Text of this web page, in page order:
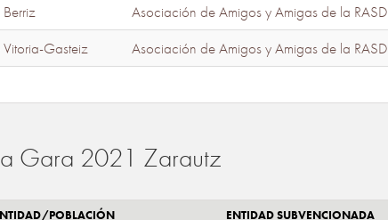
Asociación de Amigos y Amigas de la RASD
Gasteiz Asociación de Amigos y Amigas de la RASD
Gara 2021 Zarautz
POBLACIÓN ENTIDAD SUBVENCIONADA